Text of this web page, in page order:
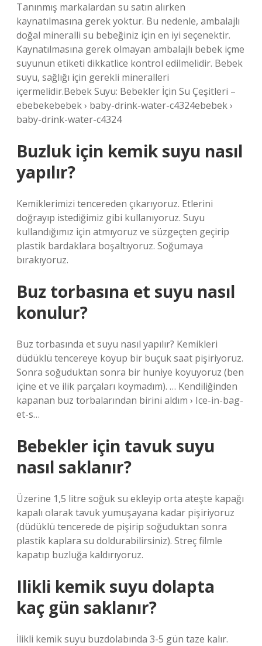
Tanınmış markalardan su satın alırken
kaynatılmasına gerek yoktur. Bu nedenle, ambalajlı
doğal mineralli su bebeğiniz için en iyi seçenektir.
Kaynatılmasına gerek olmayan ambalajlı bebek içme
suyunun etiketi dikkatlice kontrol edilmelidir. Bebek
suyu, sağlığı için gerekli mineralleri
içermelidir.Bebek Suyu: Bebekler İçin Su Çeşitleri –
ebebekebebek › baby-drink-water-c4324ebebek ›
baby-drink-water-c4324
Buzluk için kemik suyu nasıl
yapılır?
Kemiklerimizi tencereden çıkarıyoruz. Etlerini
doğrayıp istediğimiz gibi kullanıyoruz. Suyu
kullandığımız için atmıyoruz ve süzgeçten geçirip
plastik bardaklara boşaltıyoruz. Soğumaya
bırakıyoruz.
Buz torbasına et suyu nasıl
konulur?
Buz torbasında et suyu nasıl yapılır? Kemikleri
düdüklü tencereye koyup bir buçuk saat pişiriyoruz.
Sonra soğuduktan sonra bir huniye koyuyoruz (ben
içine et ve ilik parçaları koymadım). … Kendiliğinden
kapanan buz torbalarından birini aldım › Ice-in-bag-
et-s…
Bebekler için tavuk suyu
nasıl saklanır?
Üzerine 1,5 litre soğuk su ekleyip orta ateşte kapağı
kapalı olarak tavuk yumuşayana kadar pişiriyoruz
(düdüklü tencerede de pişirip soğuduktan sonra
plastik kaplara su doldurabilirsiniz). Streç filmle
kapatıp buzluğa kaldırıyoruz.
Ilikli kemik suyu dolapta
kaç gün saklanır?
İlikli kemik suyu buzdolabında 3-5 gün taze kalır.